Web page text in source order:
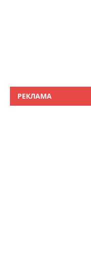
РЕКЛАМА